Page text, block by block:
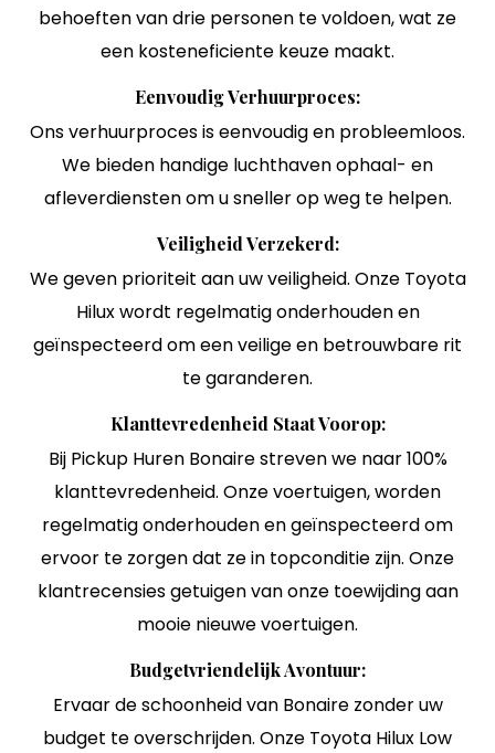
behoeften van drie personen te voldoen, wat ze
een kosteneficiente keuze maakt.
Eenvoudig Verhuurproces:
Ons verhuurproces is eenvoudig en probleemloos.
We bieden handige luchthaven ophaal- en
afleverdiensten om u sneller op weg te helpen.
Veiligheid Verzekerd:
We geven prioriteit aan uw veiligheid. Onze Toyota
Hilux wordt regelmatig onderhouden en
geïnspecteerd om een veilige en betrouwbare rit
te garanderen.
Klanttevredenheid Staat Voorop:
Bij Pickup Huren Bonaire streven we naar 100%
klanttevredenheid. Onze voertuigen, worden
regelmatig onderhouden en geïnspecteerd om
ervoor te zorgen dat ze in topconditie zijn. Onze
klantrecensies getuigen van onze toewijding aan
mooie nieuwe voertuigen.
Budgetvriendelijk Avontuur:
Ervaar de schoonheid van Bonaire zonder uw
budget te overschrijden. Onze Toyota Hilux Low